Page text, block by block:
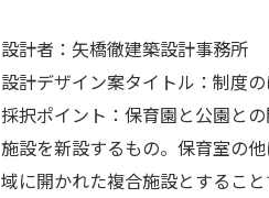
設計者：矢橋徹建築設計事務所
設計デザイン案タイトル：制度
採択ポイント：保育園と公園と
施設を新設するもの。保育室の
域に開かれた複合施設とするこ